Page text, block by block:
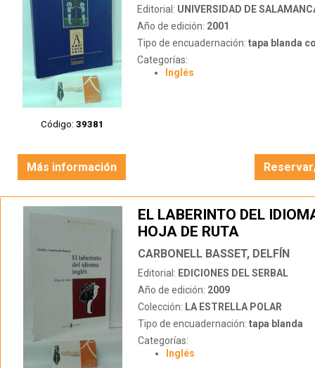
Código: 39381
Editorial: UNIVERSIDAD DE
Año de edición: 2001
Tipo de encuadernación: tapa blanda
Categorías:
Inglés
Más información
EL LABERINTO DEL
HOJA DE RUTA
CARBONELL BASSET, DELFÍN
Editorial: EDICIONES DEL SERBAL
Año de edición: 2009
Colección: LA ESTRELLA POLAR
Tipo de encuadernación: tapa blanda
Categorías:
Inglés